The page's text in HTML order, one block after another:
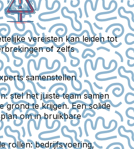
vereisten kan leiden tot
of zelfs
samenstellen
stel het juiste team samen
grond te krijgen. Een solide
om in bruikbare
rollen: bedrijfsvoering,